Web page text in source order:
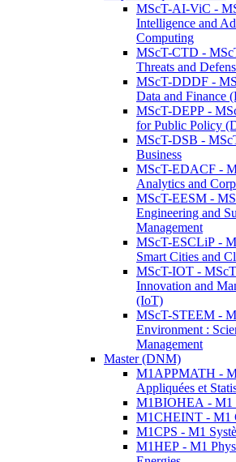
MScT-AI-ViC -
Intelligence and
Computing
MScT-CTD -
Threats and
MScT-DDDF -
Data and Finance
MScT-DEPP -
for Public Policy
MScT-DSB -
Business
MScT-EDACF -
Analytics and
MScT-EESM -
Engineering and
Management
MScT-ESCLiP -
Smart Cities and
MScT-IOT -
Innovation and
(IoT)
MScT-STEEM -
Environment :
Management
Master (DNM)
M1APPMATH -
Appliquées et
M1BIOHEA - M1
M1CHEINT - M1
M1CPS - M1
M1HEP - M1